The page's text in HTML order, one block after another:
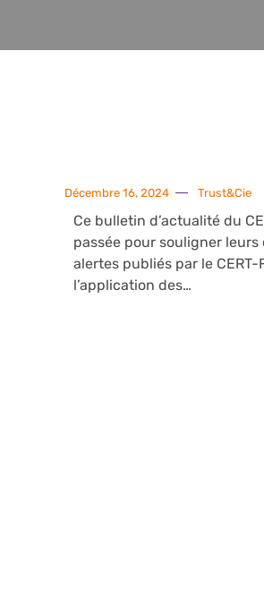
Décembre 16, 2024 Trust&Cie
Ce bulletin d’actualité du
passée pour souligner leurs
alertes publiés par le
l’application des…